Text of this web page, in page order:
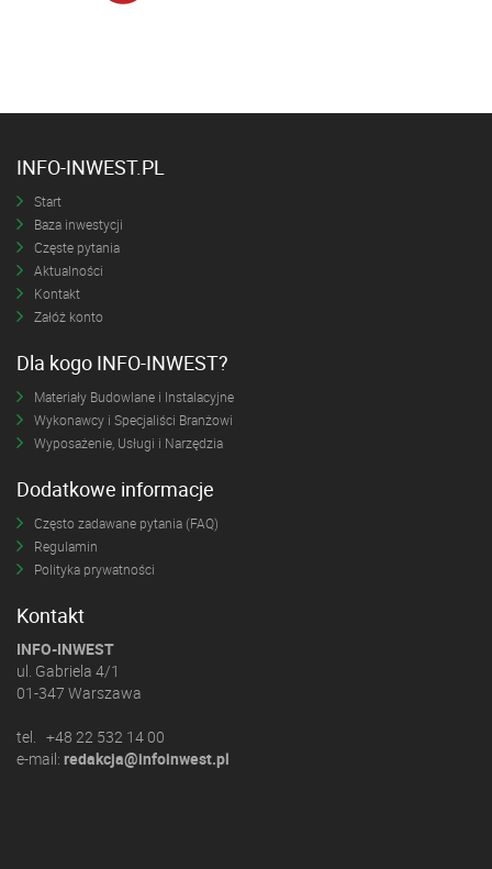
INFO-INWEST.PL
Start
Baza inwestycji
Częste pytania
Aktualności
Kontakt
Załóż konto
Dla kogo INFO-INWEST?
Materiały Budowlane i Instalacyjne
Wykonawcy i Specjaliści Branżowi
Wyposażenie, Usługi i Narzędzia
Dodatkowe informacje
Często zadawane pytania (FAQ)
Regulamin
Polityka prywatności
Kontakt
INFO-INWEST
ul. Gabriela 4/1
01-347 Warszawa
tel. +48 22 532 14 00
e-mail: redakcja@infoinwest.pl